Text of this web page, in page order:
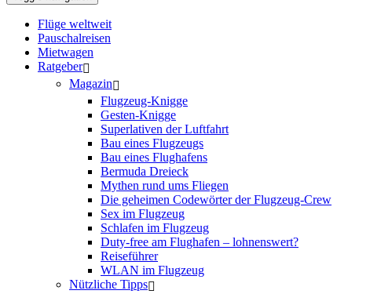
Flüge weltweit
Pauschalreisen
Mietwagen
Ratgeber
Magazin
Flugzeug-Knigge
Gesten-Knigge
Superlativen der Luftfahrt
Bau eines Flugzeugs
Bau eines Flughafens
Bermuda Dreieck
Mythen rund ums Fliegen
Die geheimen Codewörter der Flugzeug-Crew
Sex im Flugzeug
Schlafen im Flugzeug
Duty-free am Flughafen – lohnenswert?
Reiseführer
WLAN im Flugzeug
Nützliche Tipps